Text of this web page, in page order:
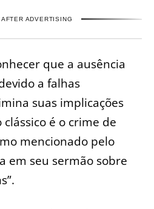
ADVERTISING
que a ausência
a falhas
suas implicações
é o crime de
mencionado pelo
em seu sermão sobre